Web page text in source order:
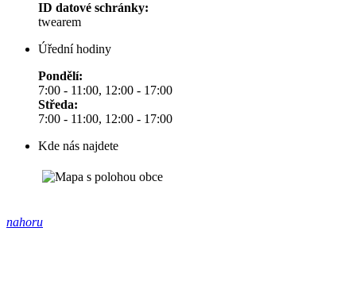
ID datové schránky:
twearem
Úřední hodiny
Pondělí:
7:00 - 11:00, 12:00 - 17:00
Středa:
7:00 - 11:00, 12:00 - 17:00
Kde nás najdete
nahoru